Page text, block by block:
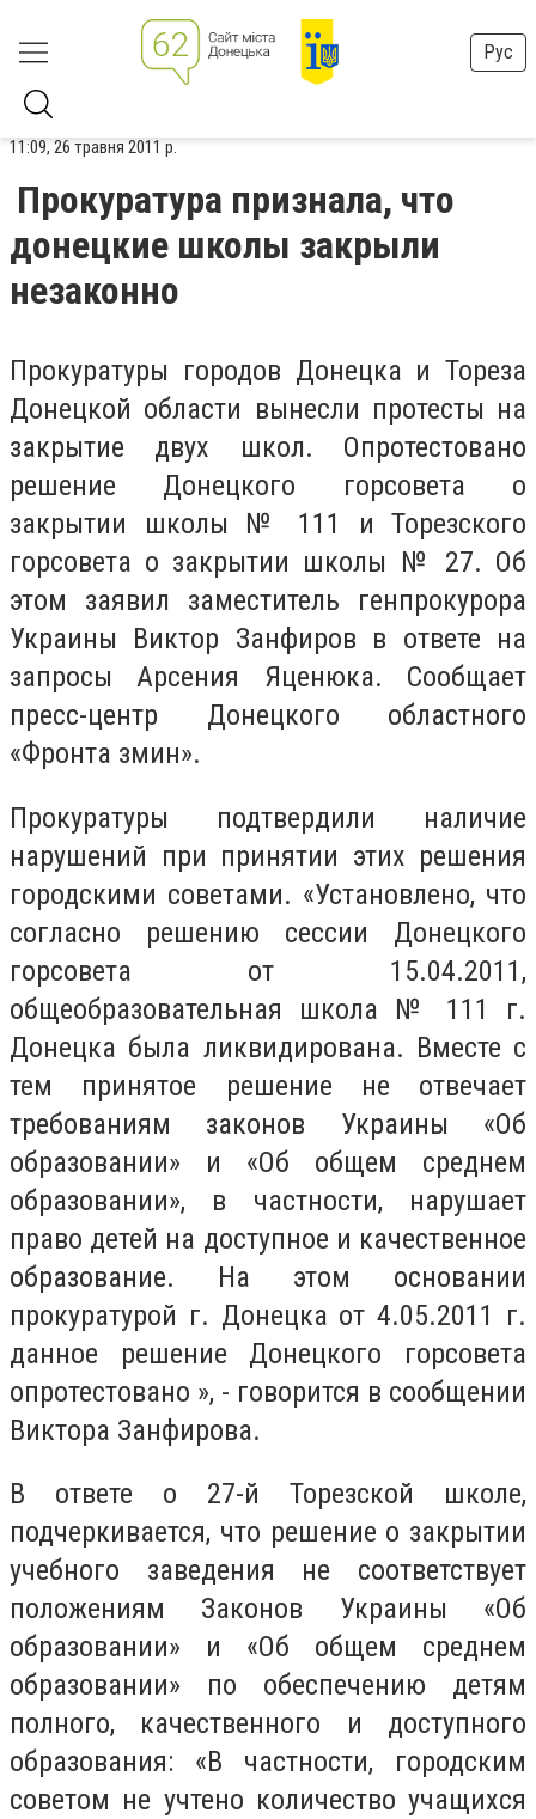
Рус
11:09, 26 травня 2011 р.
Прокуратура признала, что
донецкие школы закрыли
незаконно
Прокуратуры городов Донецка и Тореза
Донецкой области вынесли протесты на
закрытие двух школ. Опротестовано
решение Донецкого горсовета о
закрытии школы № 111 и Торезского
горсовета о закрытии школы № 27. Об
этом заявил заместитель генпрокурора
Украины Виктор Занфиров в ответе на
запросы Арсения Яценюка. Сообщает
пресс-центр Донецкого областного
«Фронта змин».
Прокуратуры подтвердили наличие
нарушений при принятии этих решения
городскими советами. «Установлено, что
согласно решению сессии Донецкого
горсовета от 15.04.2011,
общеобразовательная школа № 111 г.
Донецка была ликвидирована. Вместе с
тем принятое решение не отвечает
требованиям законов Украины «Об
образовании» и «Об общем среднем
образовании», в частности, нарушает
право детей на доступное и качественное
образование. На этом основании
прокуратурой г. Донецка от 4.05.2011 г.
данное решение Донецкого горсовета
опротестовано », - говорится в сообщении
Виктора Занфирова.
В ответе о 27-й Торезской школе,
подчеркивается, что решение о закрытии
учебного заведения не соответствует
положениям Законов Украины «Об
образовании» и «Об общем среднем
образовании» по обеспечению детям
полного, качественного и доступного
образования: «В частности, городским
советом не учтено количество учащихся